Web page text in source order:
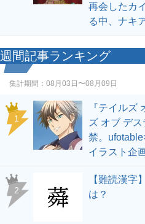
再会したカ
る中、ナキ
週間記事ランキング
集計期間： 08月03日〜08月09日
1
『テイルズ
ズ オブ デ
禁。
イラスト企
2
【難読漢字
は？